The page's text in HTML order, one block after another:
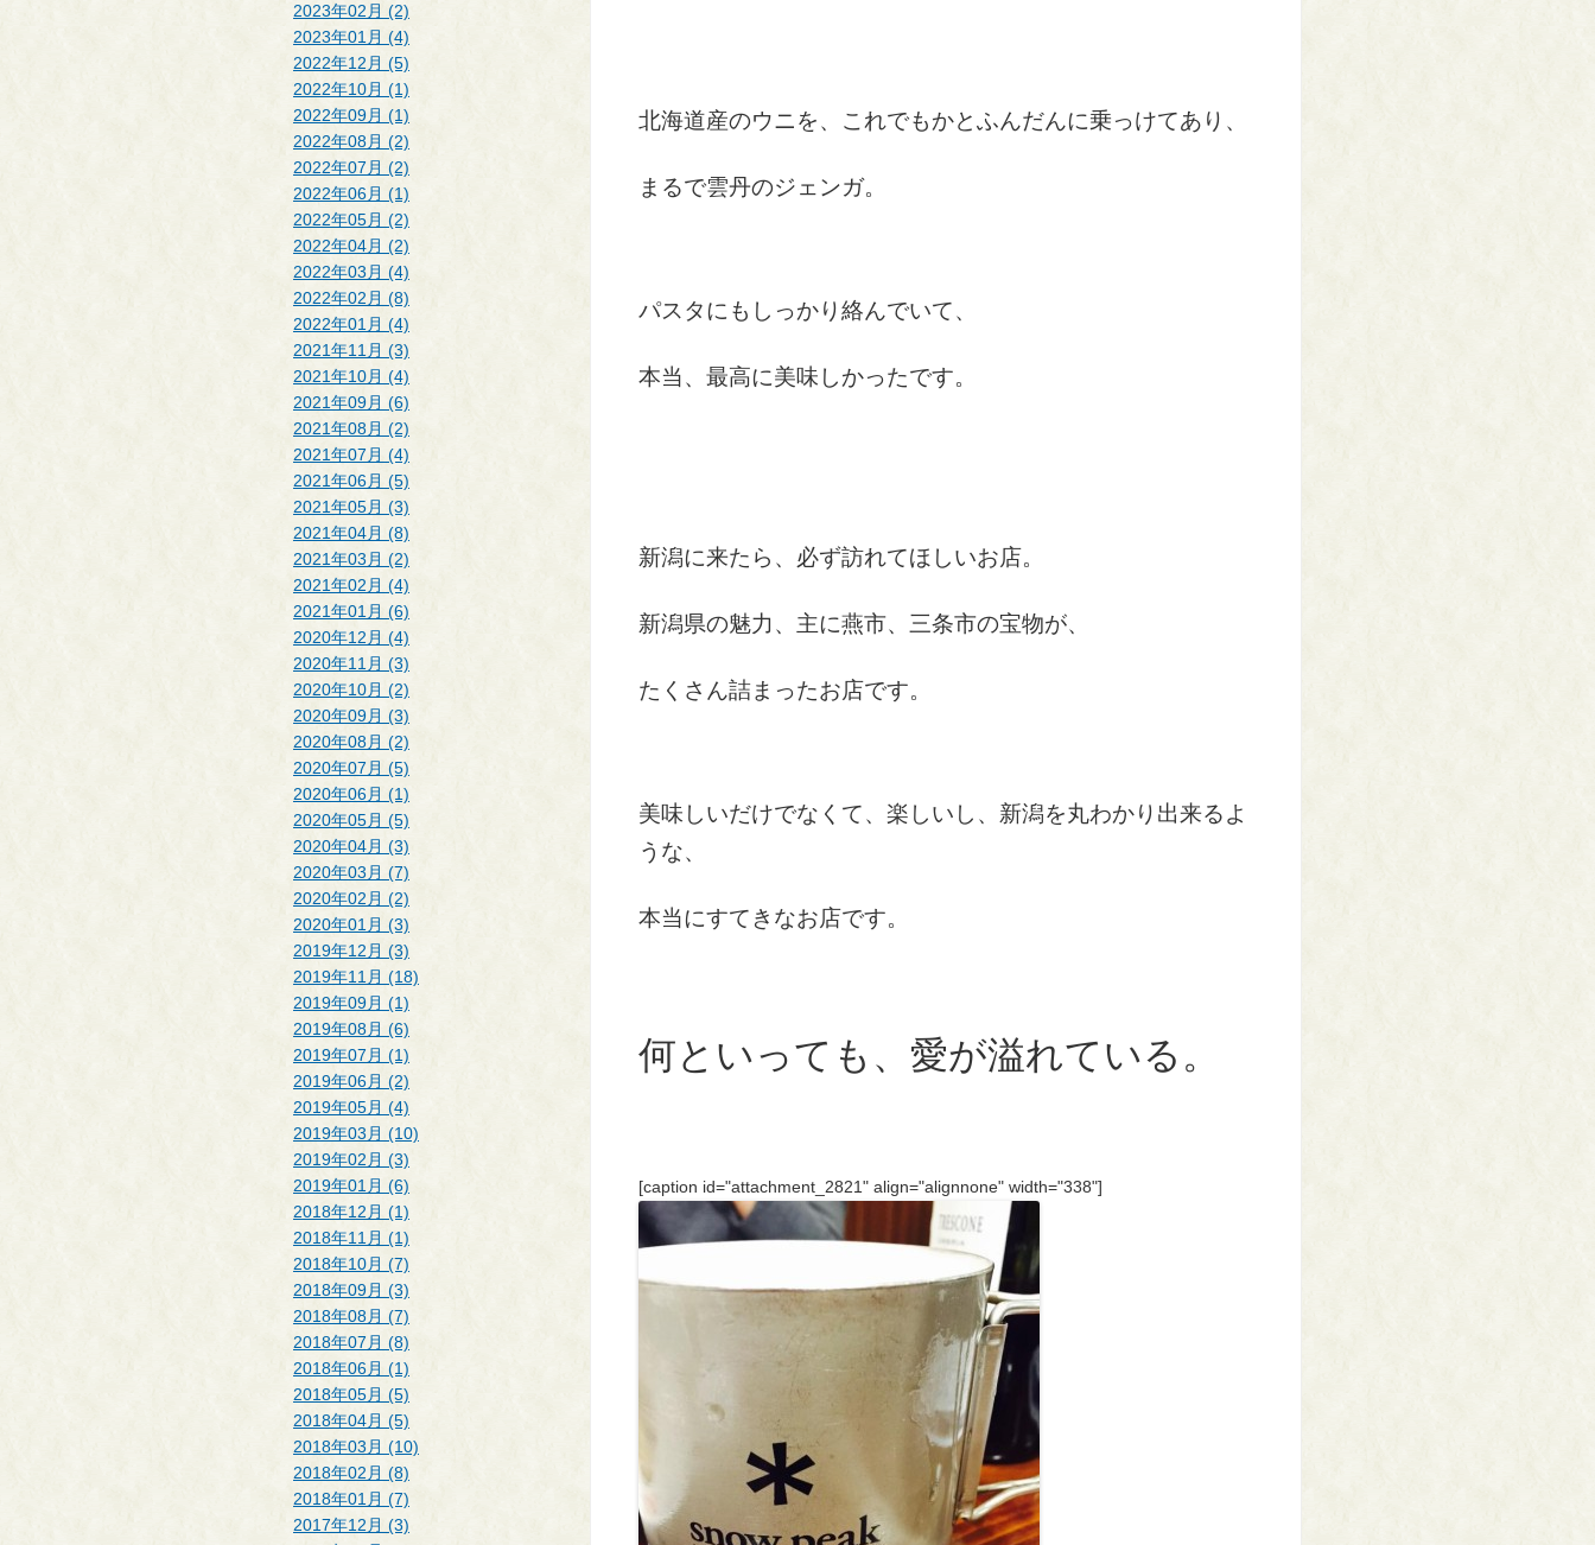
2023年02月 (2)
2023年01月 (4)
2022年12月 (5)
2022年10月 (1)
2022年09月 (1)
2022年08月 (2)
2022年07月 (2)
2022年06月 (1)
2022年05月 (2)
2022年04月 (2)
2022年03月 (4)
2022年02月 (8)
2022年01月 (4)
2021年11月 (3)
2021年10月 (4)
2021年09月 (6)
2021年08月 (2)
2021年07月 (4)
2021年06月 (5)
2021年05月 (3)
2021年04月 (8)
2021年03月 (2)
2021年02月 (4)
2021年01月 (6)
2020年12月 (4)
2020年11月 (3)
2020年10月 (2)
2020年09月 (3)
2020年08月 (2)
2020年07月 (5)
2020年06月 (1)
2020年05月 (5)
2020年04月 (3)
2020年03月 (7)
2020年02月 (2)
2020年01月 (3)
2019年12月 (3)
2019年11月 (18)
2019年09月 (1)
2019年08月 (6)
2019年07月 (1)
2019年06月 (2)
2019年05月 (4)
2019年03月 (10)
2019年02月 (3)
2019年01月 (6)
2018年12月 (1)
2018年11月 (1)
2018年10月 (7)
2018年09月 (3)
2018年08月 (7)
2018年07月 (8)
2018年06月 (1)
2018年05月 (5)
2018年04月 (5)
2018年03月 (10)
2018年02月 (8)
2018年01月 (7)
2017年12月 (3)
北海道産のウニを、これでもかとふんだんに乗っけてあり、
まるで雲丹のジェンガ。
パスタにもしっかり絡んでいて、
本当、最高に美味しかったです。
新潟に来たら、必ず訪れてほしいお店。
新潟県の魅力、主に燕市、三条市の宝物が、
たくさん詰まったお店です。
美味しいだけでなくて、楽しいし、新潟を丸わかり出来るよ
うな、
本当にすてきなお店です。
何といっても、愛が溢れている。
[caption id="attachment_2821" align="alignnone" width="338"]